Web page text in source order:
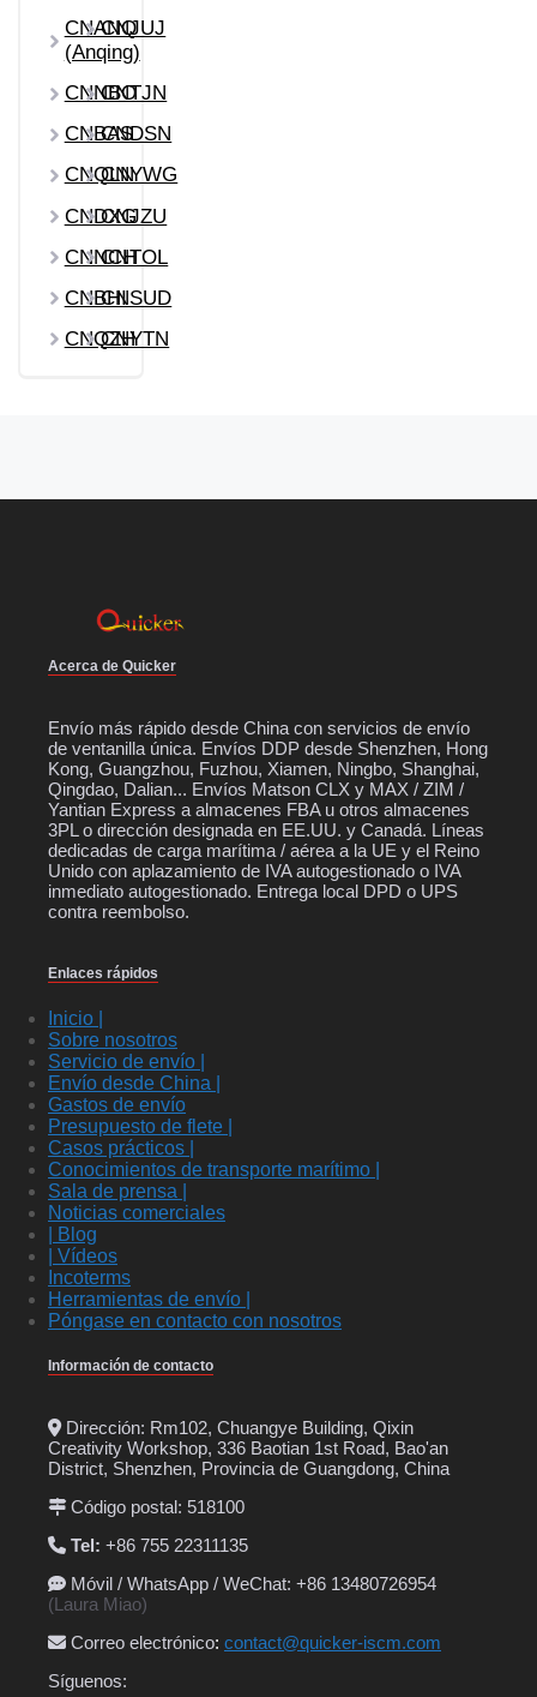
CNANQ
(Anqing)
CNJUJ
CNNBO
CNTJN
CNBASCNDSN
CNQLNCNYWG
CNDXG
CNJZU
CNNCHCNTOL
CNBHICNSUD
CNQZHCNYTN
Acerca de Quicker
Envío más rápido desde China con servicios de envío
de ventanilla única. Envíos DDP desde Shenzhen, Hong
Kong, Guangzhou, Fuzhou, Xiamen, Ningbo, Shanghai,
Qingdao, Dalian... Envíos Matson CLX y MAX / ZIM /
Yantian Express a almacenes FBA u otros almacenes
3PL o dirección designada en EE.UU. y Canadá. Líneas
dedicadas de carga marítima / aérea a la UE y el Reino
Unido con aplazamiento de IVA autogestionado o IVA
inmediato autogestionado. Entrega local DPD o UPS
contra reembolso.
Enlaces rápidos
Inicio |
Sobre nosotros
Servicio de envío |
Envío desde China |
Gastos de envío
Presupuesto de flete |
Casos prácticos |
Conocimientos de transporte marítimo |
Sala de prensa |
Noticias comerciales
| Blog
| Vídeos
Incoterms
Herramientas de envío |
Póngase en contacto con nosotros
Información de contacto
Dirección: Rm102, Chuangye Building, Qixin
Creativity Workshop, 336 Baotian 1st Road, Bao'an
District, Shenzhen, Provincia de Guangdong, China
Código postal: 518100
Tel: +86 755 22311135
Móvil / WhatsApp / WeChat: +86 13480726954
(Laura Miao)
Correo electrónico: contact@quicker-iscm.com
Síguenos: